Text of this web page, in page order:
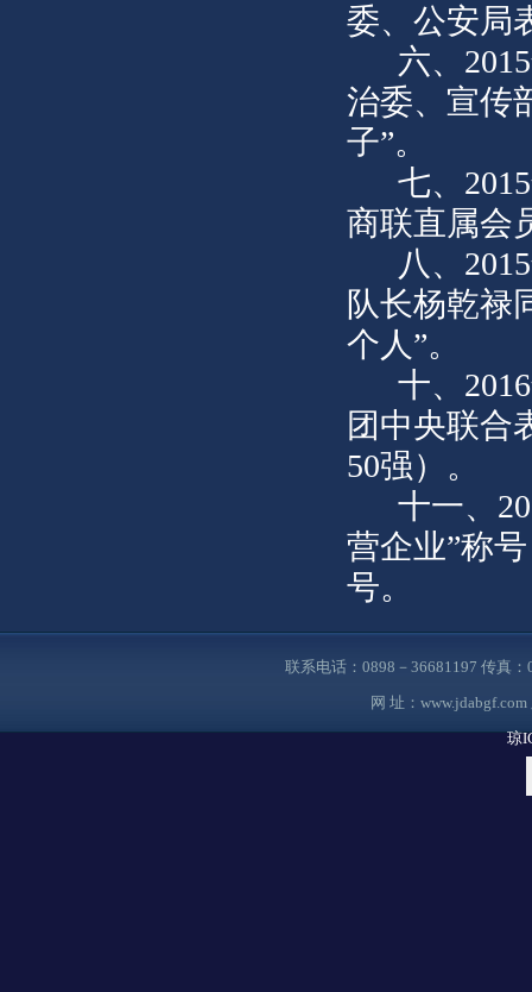
委、公安局
六、
治委、宣传
子”。
七、
商联直属会
八、
队长杨乾禄
个人”。
十、
团中央联合
50强）。
十一、
营企业”称
号。
联系电话：0898－36681197 传真
网 址： www.jdabgf.com
琼